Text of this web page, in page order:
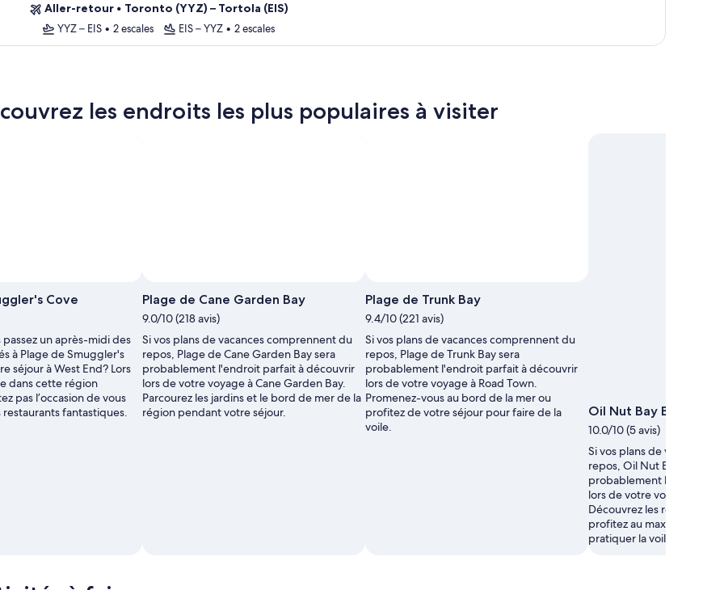
Aller-retour • Toronto (YYZ) – Tortola (EIS)
YYZ – EIS • 2 escales EIS – YYZ • 2 escales
les endroits les plus populaires à visiter
Photo
libre
droits
prise
par Joanne
O'Shaughnessy
Cove
un après-midi des
à Plage de Smuggler's
séjour à West End? Lors
dans cette région
pas l’occasion de vous
restaurants fantastiques.
Photo
libre
droits
prise
par Bonnie
Bareford
Plage de Cane Garden Bay
9.0/10 (218 avis)
Si vos plans de vacances comprennent du
repos, Plage de Cane Garden Bay sera
probablement l'endroit parfait à découvrir
lors de votre voyage à Cane Garden Bay.
Parcourez les jardins et le bord de mer de la
région pendant votre séjour.
Plage de Trunk Bay
9.4/10 (221 avis)
Si vos plans de vacances comprennent du
repos, Plage de Trunk Bay sera
probablement l'endroit parfait à découvrir
lors de votre voyage à Road Town.
Promenez-vous au bord de la mer ou
profitez de votre séjour pour faire de la
voile.
Oil Nut Bay Beach
10.0/10 (5 avis)
Si vos plans de vacances
repos, Oil Nut Bay Beach
probablement l'endroit
lors de votre voyage à
Découvrez les restaurants
profitez au maximum des
pratiquer la voile.